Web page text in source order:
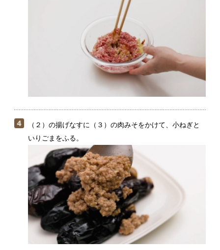
なすに切り込みを入れておくことで、まるごと素揚げ
しても火が通りやすく、破裂を防ぐことができます。
なすの量が多いので、2回に分けて揚げるのがおすすめ
です。
関連動画